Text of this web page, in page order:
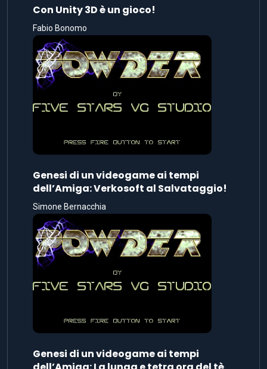
Con Unity 3D è un gioco!
Fabio Bonomo
Genesi di un videogame ai tempi
dell’Amiga: Verkosoft al Salvataggio!
Simone Bernacchia
Genesi di un videogame ai tempi